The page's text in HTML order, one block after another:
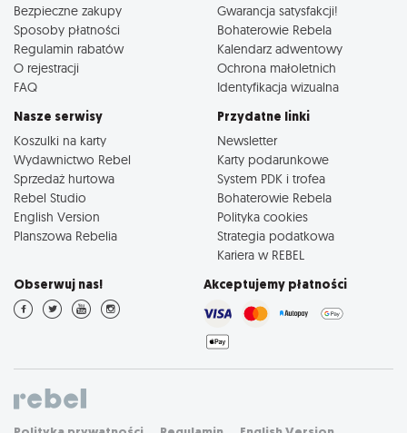
Bezpieczne zakupy
Sposoby płatności
Regulamin rabatów
O rejestracji
FAQ
Gwarancja satysfakcji!
Bohaterowie Rebela
Kalendarz adwentowy
Ochrona małoletnich
Identyfikacja wizualna
Nasze serwisy
Koszulki na karty
Wydawnictwo Rebel
Sprzedaż hurtowa
Rebel Studio
English Version
Planszowa Rebelia
Przydatne linki
Newsletter
Karty podarunkowe
System PDK i trofea
Bohaterowie Rebela
Polityka cookies
Strategia podatkowa
Kariera w REBEL
Obserwuj nas! Akceptujemy płatności